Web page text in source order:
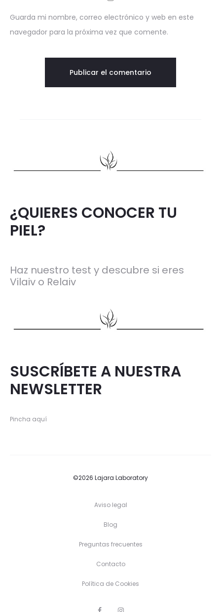
Guarda mi nombre, correo electrónico y web en este
navegador para la próxima vez que comente.
¿QUIERES CONOCER TU
PIEL?
Haz nuestro test y descubre si eres
Vilaiv o Relaiv
SUSCRÍBETE A NUESTRA
NEWSLETTER
Pincha aquí
©2026 Lajara Laboratory
Aviso legal
Blog
Preguntas frecuentes
Contacto
Política de Cookies
F I